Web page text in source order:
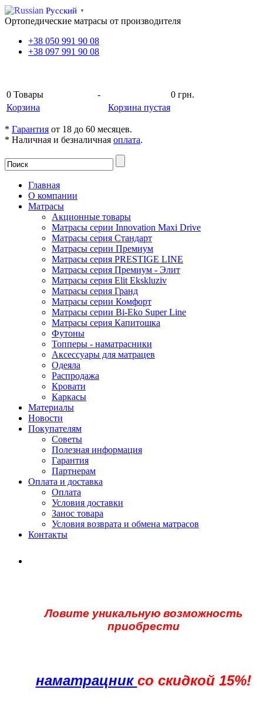
Русский ▼
Ортопедические матрасы от производителя
+38 050 991 90 08
+38 097 991 90 08
0 Товары -
0 грн.
Корзина
Корзина пустая
* Гарантия от 18 до 60 месяцев.
* Наличная и безналичная оплата.
Главная
О компании
Матрасы
Акционные товары
Матрасы серии Innovation Maxi Drive
Матрасы серия Стандарт
Матрасы серии Премиум
Матрасы серия PRESTIGE LINE
Матрасы серия Премиум - Элит
Матрасы серия Elit Ekskluziv
Матрасы серия Гранд
Матрасы серии Комфорт
Матрасы серии Bi-Eko Super Line
Матрасы серия Капитошка
Футоны
Топперы - наматрасники
Аксессуары для матрацев
Одеяла
Распродажа
Кровати
Каркасы
Материалы
Новости
Покупателям
Советы
Полезная информация
Гарантия
Партнерам
Оплата и доставка
Оплата
Условия доставки
Занос товара
Условия возврата и обмена матрасов
Контакты
Ловите уникальную возможность
приобрести
наматрацник со скидкой 15%!